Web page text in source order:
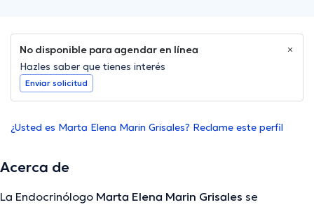
No disponible para agendar en línea
Hazles saber que tienes interés
Enviar solicitud
¿Usted es Marta Elena Marin Grisales? Reclame este perfil
Acerca de
La Endocrinólogo Marta Elena Marin Grisales se